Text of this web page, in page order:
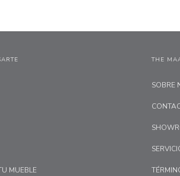
MUEBLE
THE
SOBRE